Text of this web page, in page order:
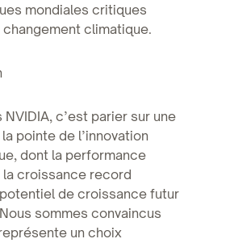
mondiales critiques
climatique.
NVIDIA, c’est parier sur une
pointe de l’innovation
dont la performance
croissance record
de croissance futur
sommes convaincus
un choix